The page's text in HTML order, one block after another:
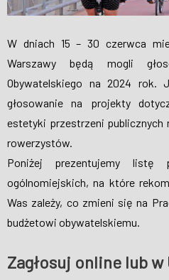
W dniach 15 – 30 czerwca
Warszawy będą mogli
Obywatelskiego na 2024 rok.
głosowanie na projekty
estetyki przestrzeni publicznych
rowerzystów.
Poniżej prezentujemy listę
ogólnomiejskich, na które
Was zależy, co zmieni się na
budżetowi obywatelskiemu.
Zagłosuj online lub